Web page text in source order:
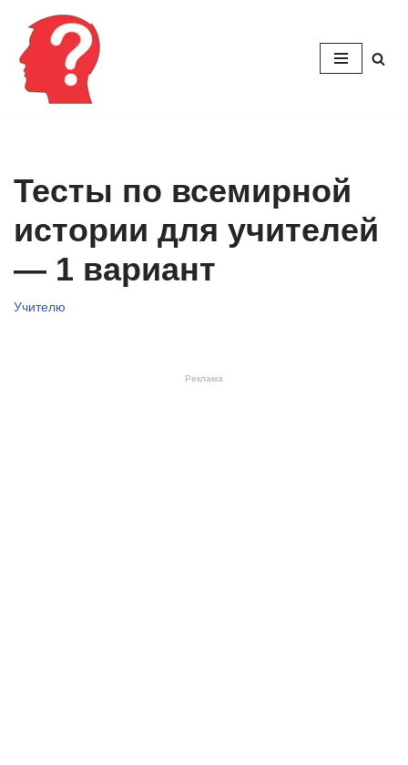
Перейти
содержимому
Тесты по всемирной
истории для учителей
— 1 вариант
Учителю
Реклама